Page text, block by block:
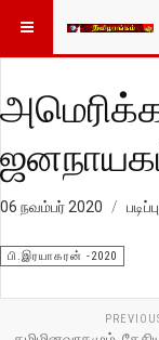
06 நவம்பர் 2020
பி.இரயாகரன் -2020